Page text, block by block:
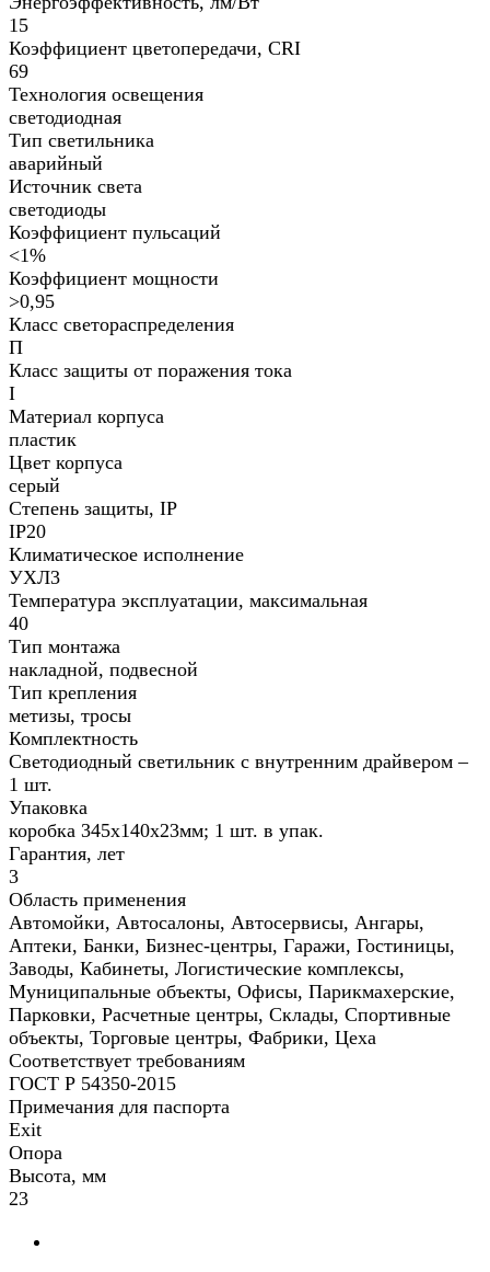
15
Коэффициент цветопередачи, CRI
69
Технология освещения
светодиодная
Тип светильника
аварийный
Источник света
светодиоды
Коэффициент пульсаций
<1%
Коэффициент мощности
>0,95
Класс светораспределения
П
Класс защиты от поражения тока
I
Материал корпуса
пластик
Цвет корпуса
серый
Степень защиты, IP
IP20
Климатическое исполнение
УХЛ3
Температура эксплуатации, максимальная
40
Тип монтажа
накладной, подвесной
Тип крепления
метизы, тросы
Комплектность
Светодиодный светильник с внутренним драйвером –
1 шт.
Упаковка
коробка 345х140х23мм; 1 шт. в упак.
Гарантия, лет
3
Область применения
Автомойки, Автосалоны, Автосервисы, Ангары,
Аптеки, Банки, Бизнес-центры, Гаражи, Гостиницы,
Заводы, Кабинеты, Логистические комплексы,
Муниципальные объекты, Офисы, Парикмахерские,
Парковки, Расчетные центры, Склады, Спортивные
объекты, Торговые центры, Фабрики, Цеха
Соответствует требованиям
ГОСТ Р 54350-2015
Примечания для паспорта
Exit
Опора
Высота, мм
23